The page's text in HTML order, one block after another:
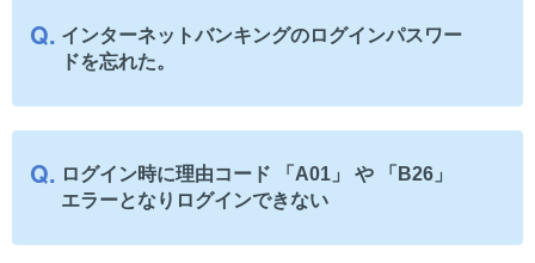
インターネットバンキングのログインパスワー
ドを忘れた。
ログイン時に理由コード 「A01」 や 「B26」
エラーとなりログインできない